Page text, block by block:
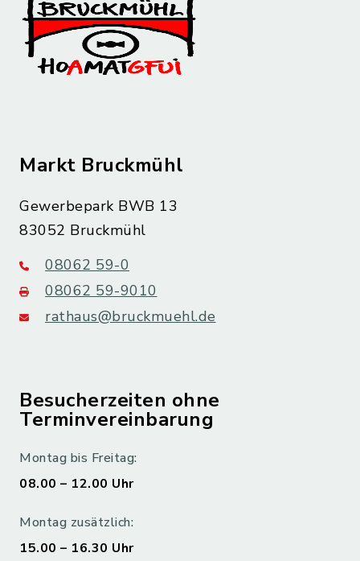
Markt Bruckmühl
Gewerbepark BWB 13
83052 Bruckmühl
08062 59-0
08062 59-9010
rathaus@bruckmuehl.de
Besucherzeiten ohne
Terminvereinbarung
Montag bis Freitag:
08.00 – 12.00 Uhr
Montag zusätzlich:
15.00 – 16.30 Uhr